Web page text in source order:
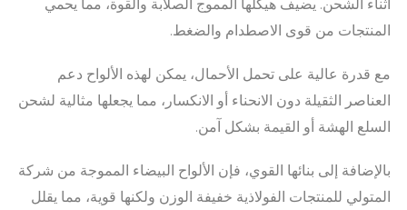
أثناء الشحن. يضيف هيكلها المموج الصلابة والقوة، مما يحمي
المنتجات من قوى الاصطدام والضغط.
مع قدرة عالية على تحمل الأحمال، يمكن لهذه الألواح دعم
العناصر الثقيلة دون الانحناء أو الانكسار، مما يجعلها مثالية لشحن
السلع الهشة أو القيمة بشكل آمن.
بالإضافة إلى بنائها القوي، فإن الألواح البيضاء المموجة من شركة
المتولي للمنتجات الفولاذية خفيفة الوزن ولكنها قوية، مما يقلل